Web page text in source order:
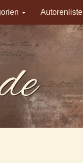
Autorenliste